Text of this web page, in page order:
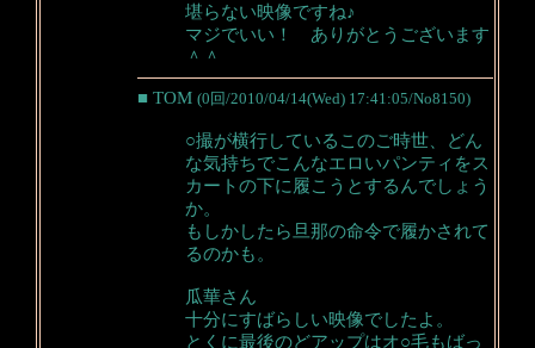
堪らない映像ですね♪
マジでいい！ ありがとうございます
＾＾
■ TOM (0回/2010/04/14(Wed) 17:41:05/No8150)
○撮が横行しているこのご時世、どん
な気持ちでこんなエロいパンティをス
カートの下に履こうとするんでしょう
か。
もしかしたら旦那の命令で履かされて
るのかも。
瓜華さん
十分にすばらしい映像でしたよ。
とくに最後のどアップはオ○毛もばっ